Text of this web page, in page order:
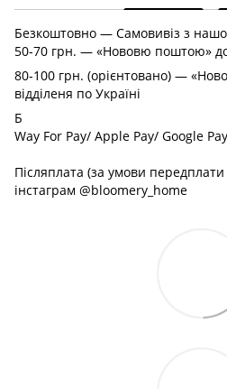
Безкоштовно — Самовивіз з
50-70 грн. — «Нововю поштою»
80-100 грн. (орієнтовано) —
відділеня по Україні
Б
Way For Pay/ Apple Pay/ Google
Післяплата (за умови передплати
інстаграм @bloomery_home